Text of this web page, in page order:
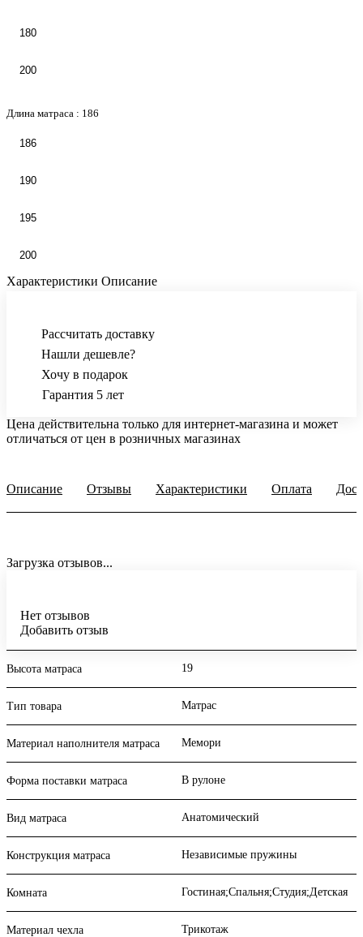
180
200
Длина матраса : 186
186
190
195
200
Характеристики Описание
Рассчитать доставку
Нашли дешевле?
Хочу в подарок
Гарантия 5 лет
Цена действительна только для интернет-магазина и может
отличаться от цен в розничных магазинах
Описание Отзывы Характеристики Оплата
Загрузка отзывов...
Нет отзывов
Добавить отзыв
Высота матраса 19
Тип товара Матрас
Материал наполнителя матраса Мемори
Форма поставки матраса В рулоне
Вид матраса Анатомический
Конструкция матраса Независимые пружины
Комната Гостиная;Спальня;Студия;Детская
Материал чехла Трикотаж